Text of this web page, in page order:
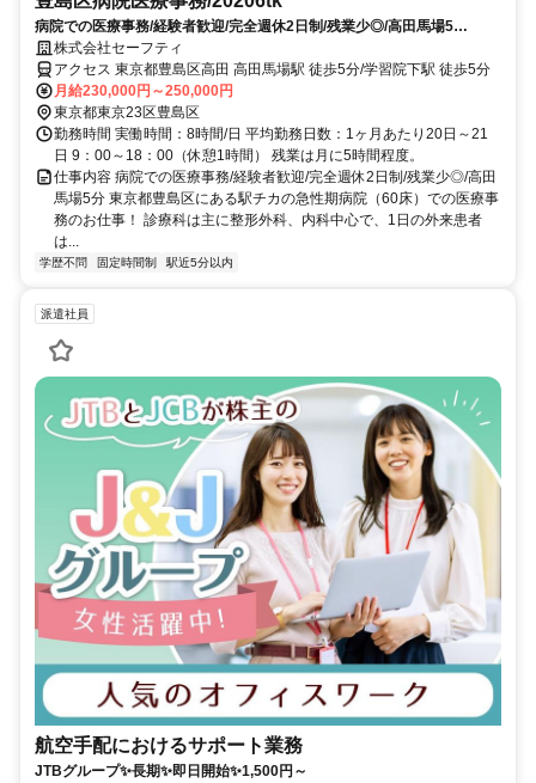
病院での医療事務/経験者歓迎/完全週休2日制/残業少◎/高田馬場5
分/20206tk
株式会社セーフティ
アクセス 東京都豊島区高田 高田馬場駅 徒歩5分/学習院下駅 徒歩5分
月給230,000円～250,000円
東京都東京23区豊島区
勤務時間 実働時間：8時間/日 平均勤務日数：1ヶ月あたり20日～21
日 9：00～18：00（休憩1時間） 残業は月に5時間程度。
仕事内容 病院での医療事務/経験者歓迎/完全週休2日制/残業少◎/高田
馬場5分 東京都豊島区にある駅チカの急性期病院（60床）での医療事
務のお仕事！ 診療科は主に整形外科、内科中心で、1日の外来患者
は...
学歴不問 固定時間制 駅近5分以内
派遣社員
航空手配におけるサポート業務
JTBグループ✨長期✨即日開始✨1,500円～